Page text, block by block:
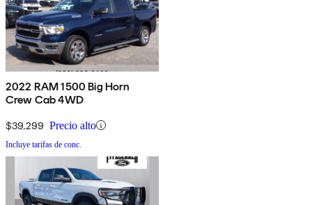
2022 RAM 1500 Big Horn
Crew Cab 4WD
$39,299 Precio alto
Incluye tarifas de conc.